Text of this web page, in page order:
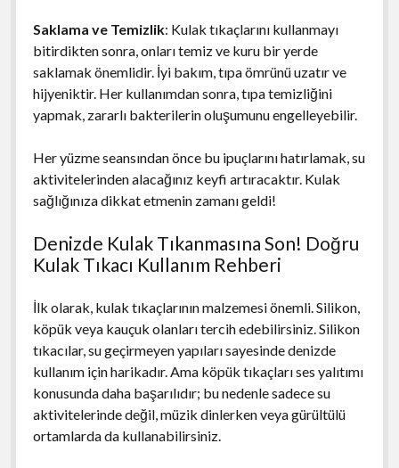
Saklama ve Temizlik: Kulak tıkaçlarını kullanmayı
bitirdikten sonra, onları temiz ve kuru bir yerde
saklamak önemlidir. İyi bakım, tıpa ömrünü uzatır ve
hijyeniktir. Her kullanımdan sonra, tıpa temizliğini
yapmak, zararlı bakterilerin oluşumunu engelleyebilir.
Her yüzme seansından önce bu ipuçlarını hatırlamak, su
aktivitelerinden alacağınız keyfi artıracaktır. Kulak
sağlığınıza dikkat etmenin zamanı geldi!
Denizde Kulak Tıkanmasına Son! Doğru
Kulak Tıkacı Kullanım Rehberi
İlk olarak, kulak tıkaçlarının malzemesi önemli. Silikon,
köpük veya kauçuk olanları tercih edebilirsiniz. Silikon
tıkacılar, su geçirmeyen yapıları sayesinde denizde
kullanım için harikadır. Ama köpük tıkaçları ses yalıtımı
konusunda daha başarılıdır; bu nedenle sadece su
aktivitelerinde değil, müzik dinlerken veya gürültülü
ortamlarda da kullanabilirsiniz.